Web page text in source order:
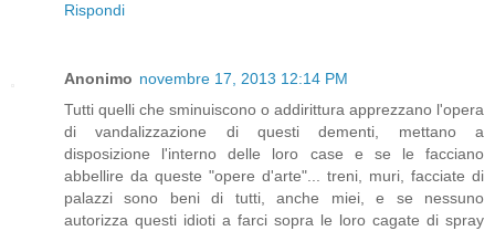
Rispondi
Anonimo novembre 17, 2013 12:14 PM
Tutti quelli che sminuiscono o addirittura apprezzano l'opera
di vandalizzazione di questi dementi, mettano a
disposizione l'interno delle loro case e se le facciano
abbellire da queste "opere d'arte"... treni, muri, facciate di
palazzi sono beni di tutti, anche miei, e se nessuno
autorizza questi idioti a farci sopra le loro cagate di spray